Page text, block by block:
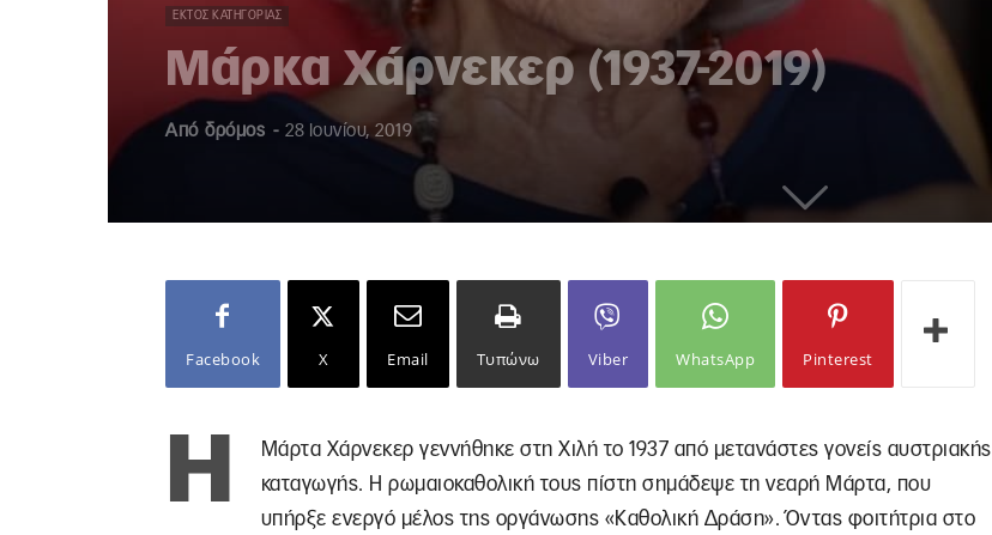
ΕΚΤΌΣ ΚΑΤΗΓΟΡΊΑΣ
Μάρκα Χάρνεκερ (1937-2019)
Από δρόμος - 28 Ιουνίου, 2019
Facebook X Email Τυπώνω Viber WhatsApp Pinterest
Η
Μάρτα Χάρνεκερ γεννήθηκε στη Χιλή το 1937 από μετανάστες γονείς αυστριακής
καταγωγής. Η ρωμαιοκαθολική τους πίστη σημάδεψε τη νεαρή Μάρτα, που
υπήρξε ενεργό μέλος της οργάνωσης «Καθολική Δράση». Όντας φοιτήτρια στο